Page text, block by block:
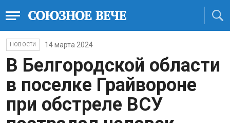
НОВОСТИ 14 марта 2024
В Белгородской области
в поселке Грайвороне
при обстреле ВСУ